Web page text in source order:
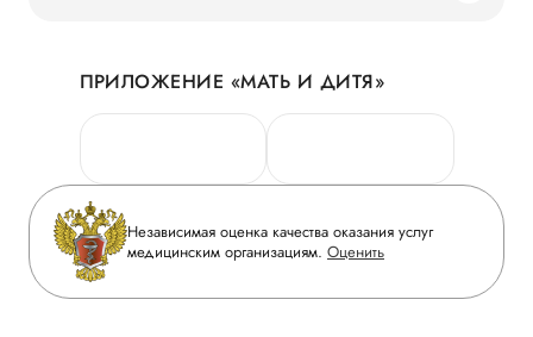
Новости
Руководство
Сотрудничество
Инвесторам
Журнал «Мать и дитя»
Вакансии
Личный кабинет
Персональные данные
Горячая линия качества
Вопрос-ответ
Приложение пациента
Статьи
ПРИЛОЖЕНИЕ «МАТЬ И ДИТЯ»
Независимая оценка качества оказания услуг
медицинским организациям. Оценить